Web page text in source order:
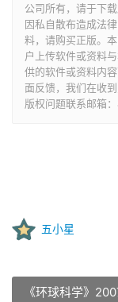
公司所有，请于下
因私自散布造成法
料，请购买正版。
户上传软件或资料
供的软件或资料内
面反馈，我们在收
版权问题联系邮箱
五小星
《环球科学》